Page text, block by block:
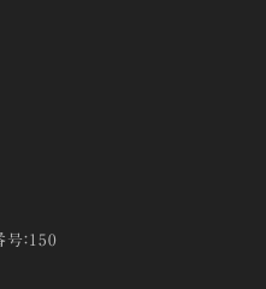
：150